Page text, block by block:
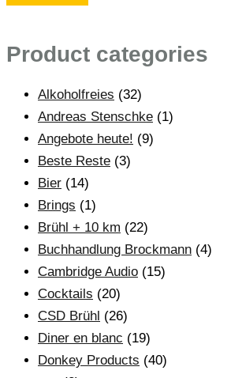
Product categories
Alkoholfreies (32)
Andreas Stenschke (1)
Angebote heute! (9)
Beste Reste (3)
Bier (14)
Brings (1)
Brühl + 10 km (22)
Buchhandlung Brockmann (4)
Cambridge Audio (15)
Cocktails (20)
CSD Brühl (26)
Diner en blanc (19)
Donkey Products (40)